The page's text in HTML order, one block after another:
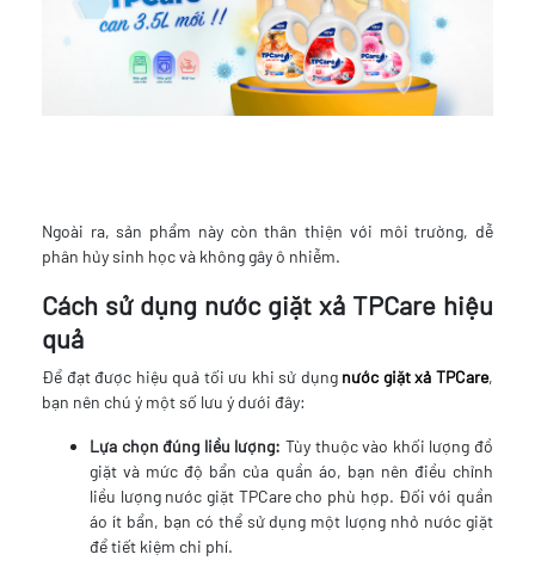
Ngoài ra, sản phẩm này còn thân thiện với môi trường, dễ
phân hủy sinh học và không gây ô nhiễm.
Cách sử dụng nước giặt xả TPCare hiệu
quả
Để đạt được hiệu quả tối ưu khi sử dụng nước giặt xả TPCare,
bạn nên chú ý một số lưu ý dưới đây:
Lựa chọn đúng liều lượng: Tùy thuộc vào khối lượng đồ
giặt và mức độ bẩn của quần áo, bạn nên điều chỉnh
liều lượng nước giặt TPCare cho phù hợp. Đối với quần
áo ít bẩn, bạn có thể sử dụng một lượng nhỏ nước giặt
để tiết kiệm chi phí.